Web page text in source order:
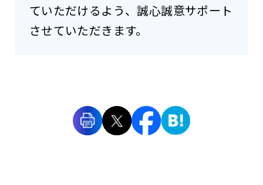
ていただけるよう、誠心誠意サポート
させていただきます。